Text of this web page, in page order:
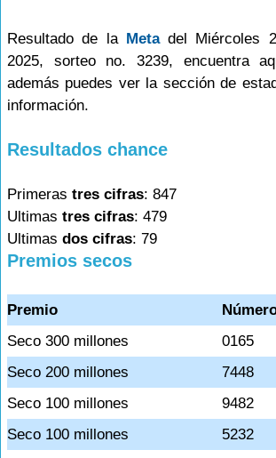
Resultado de la Metadel Miércoles
2025, sorteo no. 3239, encuentra
además puedes ver la sección de
información.
Resultados chance
Primeras tres cifras: 847
Ultimas tres cifras: 479
Ultimas dos cifras: 79
Premios secos
Premio
Seco 300 millones
0165
Seco 200 millones
7448
Seco 100 millones
9482
Seco 100 millones
5232